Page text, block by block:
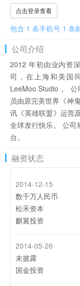
点击登录查看
包含 1 条手机号 1 条
公司介绍
2012 年初由业内资
司，在上海和美国
LeeMoo Studio 。
员由原完美世界《神
讯《英雄联盟》运营
全球发行快乐。 公司
台。
融资状态
2014-12-15
数千万人民币
松禾资本
麒翼投资
2014-05-26
未披露
国金投资